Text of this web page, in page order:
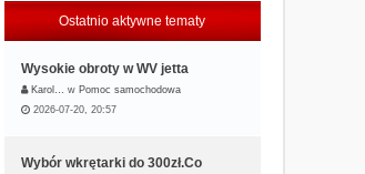
Ostatnio aktywne tematy
Wysokie obroty w WV jetta
Karol… w Pomoc samochodowa
2026-07-20, 20:57
Wybór wkrętarki do 300zł.Co